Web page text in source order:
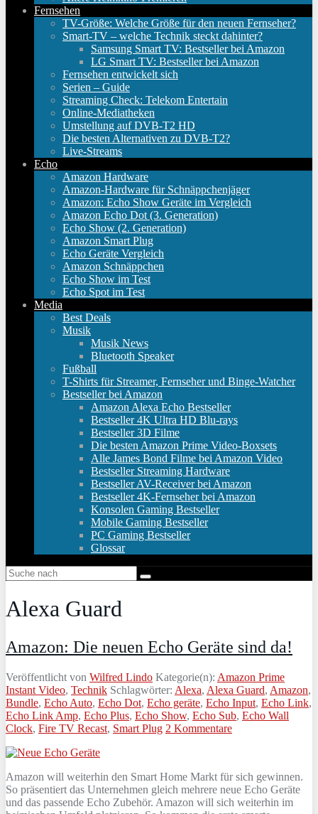
Fernsehen
TV-Größe: Welche Größe für den neuen Fernseher?
Smart-TV – welche Technik steckt dahinter?
Samsung Smart TV: Bestseller bei Amazon
LG Smart TV: Bestseller bei Amazon
Fernsehen entwickelt sich
Serien – Guide
Streaming Check: Telekom Entertain
Online-Mediatheken
Umstellung auf DVB-T2 HD
Die besten Alternativen zu DVB-T2?
Live-Streams
Echo
Amazon Hardware
Amazon-Hardware für Schnäppchenjäger
Amazon: Echo Show Geräte im Vergleich
Amazon Echo Dot (3. Generation)
Echo Show (2. Generation)
Amazon Smart Plug
Echo Geräte Vergleich
Amazon Schnäppchen
Echo Show im Test
Echo Spot im Test
Media
Best Deals
Musik
Musik News
Bluetooth Speaker
Fußball
T-Shirts für Streamer, Fernseher und Binge-Watcher
Bestseller bei Amazon
Amazon Alexa Echo Bestseller
Bestseller 4K Ultra HD Blu-rays
Bestseller 3D Filme
Die besten Amazon Prime Video-Boxsets
Alle James Bond Filme bei Amazon Video
Bestseller Streaming Hardware
Bestseller AV-Receiver bei Amazon
Bestseller 4K-Fernseher bei Amazon
Konsolen Gaming Bestseller
Mobile Gaming Bestseller
PC Gaming Bestseller
Glossar
Alexa Guard
Amazon: Die neuen Echo Geräte sind da!
Veröffentlicht von Wilfred Lindo Kategorie(n): Amazon Prime
Instant Video, Technik Schlagwörter: Alexa, Alexa Guard, Amazon,
Bundle, Echo Auto, Echo Dot, Echo geräte, Echo Input, Echo Link,
Echo Link Amp, Echo Plus, Echo Show, Echo Sub, Echo Wall
Clock, Fire TV Recast, Smart Plug 2 Kommentare
Amazon will weiterhin den Smart Home Markt für sich gewinnen.
So präsentiert das Unternehmen gleich mehrere neue Echo Geräte
und das passende Echo Zubehör. Amazon will sich weiterhin im